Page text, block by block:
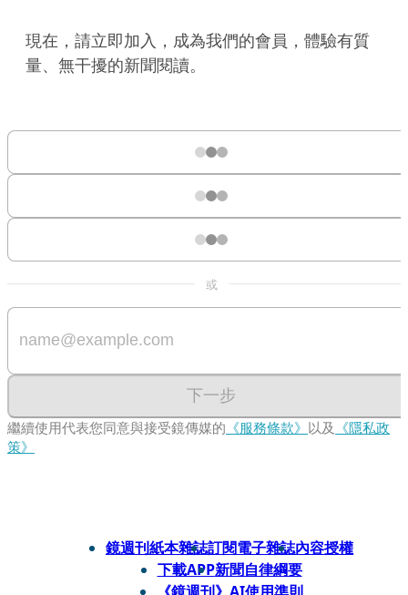
現在，請立即加入，成為我們的會員，體驗有質
量、無干擾的新聞閱讀。
或
下一步
繼續使用代表您同意與接受鏡傳媒的 《服務條款》 以及 《隱私政
策》
鏡週刊紙本雜誌訂閱電子雜誌內容授權
下載APP新聞自律綱要